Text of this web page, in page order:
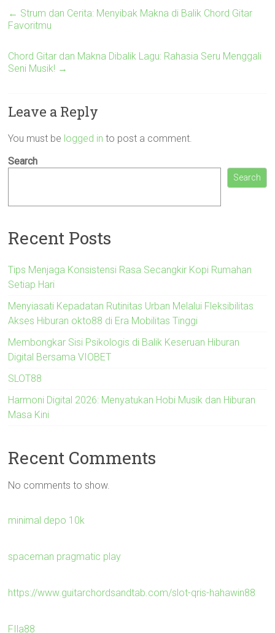
← Strum dan Cerita: Menyibak Makna di Balik Chord Gitar
Favoritmu
Chord Gitar dan Makna Dibalik Lagu: Rahasia Seru Menggali
Seni Musik! →
Leave a Reply
You must be logged in to post a comment.
Search
Search
Recent Posts
Tips Menjaga Konsistensi Rasa Secangkir Kopi Rumahan
Setiap Hari
Menyiasati Kepadatan Rutinitas Urban Melalui Fleksibilitas
Akses Hiburan okto88 di Era Mobilitas Tinggi
Membongkar Sisi Psikologis di Balik Keseruan Hiburan
Digital Bersama VIOBET
SLOT88
Harmoni Digital 2026: Menyatukan Hobi Musik dan Hiburan
Masa Kini
Recent Comments
No comments to show.
minimal depo 10k
spaceman pragmatic play
https://www.guitarchordsandtab.com/slot-qris-hahawin88
FIla88